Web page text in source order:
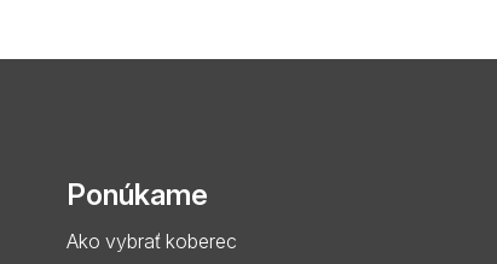
Ponúkame
Ako vybrať koberec